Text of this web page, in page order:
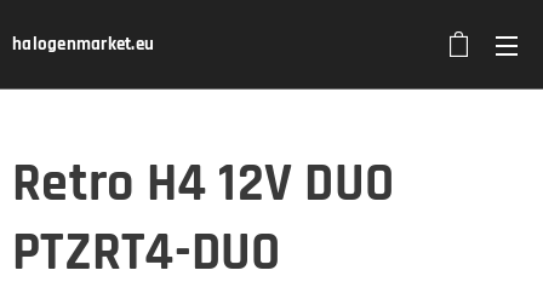
halogenmarket.eu
Retro H4 12V DUO
PTZRT4-DUO